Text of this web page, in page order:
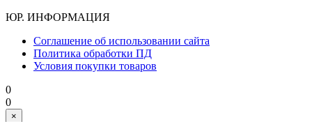
ЮР. ИНФОРМАЦИЯ
Соглашение об использовании сайта
Политика обработки ПД
Условия покупки товаров
0
0
×